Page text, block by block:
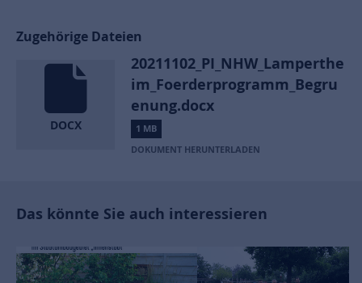
Zugehörige Dateien
DOCX
20211102_PI_NHW_Lamperthe
im_Foerderprogramm_Begru
enung.docx
1 MB
DOKUMENT HERUNTERLADEN
Das könnte Sie auch interessieren